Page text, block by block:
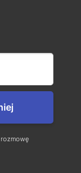
–
nad
Podaj